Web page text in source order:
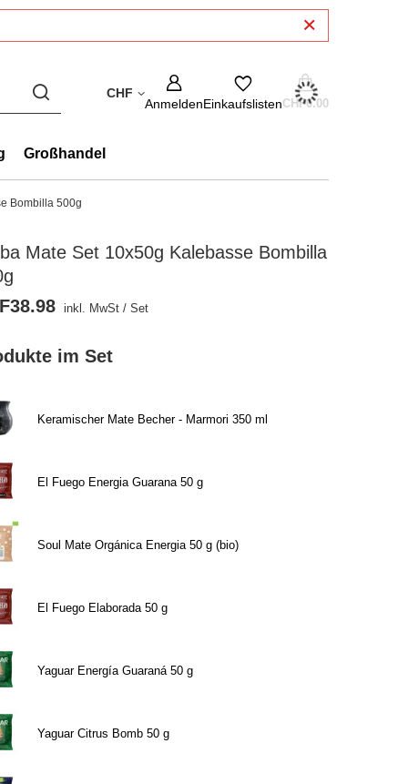
CHF
AnmeldenEinkaufslistenCHF0.00
Großhandel
Bombilla 500g
Mate Set 10x50g Kalebasse Bombilla
im Set
Keramischer Mate Becher - Marmori 350 ml
El Fuego Energia Guarana 50 g
Soul Mate Orgánica Energia 50 g (bio)
El Fuego Elaborada 50 g
Yaguar Energía Guaraná 50 g
Yaguar Citrus Bomb 50 g
inkl. MwSt /Set